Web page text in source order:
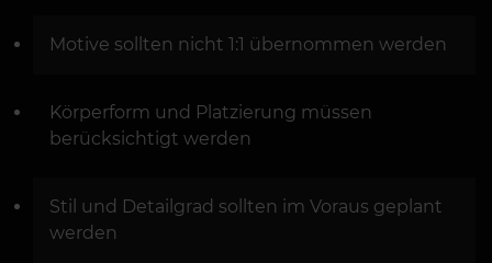
Motive sollten nicht 1:1 übernommen werden
Körperform und Platzierung müssen
berücksichtigt werden
Stil und Detailgrad sollten im Voraus geplant
werden